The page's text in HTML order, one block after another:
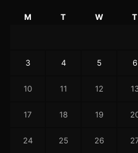
M T W T
3 4 5 6
10 11 12
17 18 19
24 25 26